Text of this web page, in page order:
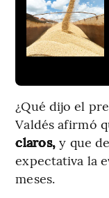
¿Qué dijo el
Valdés afirmó
claros,y que
expectativa la
meses.